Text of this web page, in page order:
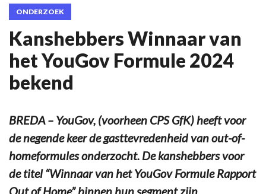
ONDERZOEK
Kanshebbers Winnaar van
het YouGov Formule 2024
bekend
BREDA – YouGov, (voorheen CPS GfK) heeft voor
de negende keer de gasttevredenheid van out-of-
homeformules onderzocht. De kanshebbers voor
de titel “Winnaar van het YouGov Formule Rapport
Out of Home” binnen hun segment zijn